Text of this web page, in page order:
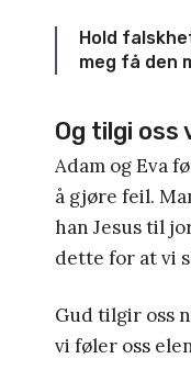
Hold
meg få den
Og tilgi oss
Adam og Eva
å gjøre feil.
han Jesus til
dette for at vi
Gud tilgir oss
vi føler oss